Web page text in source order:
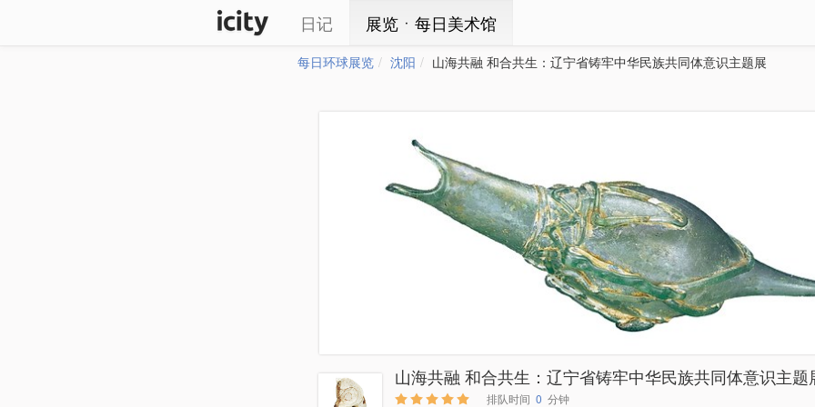
日记 展览ㆍ每日美术馆
每日环球展览 沈阳 山海共融 和合共生：辽宁省铸牢中华民族共同体意识主题展
山海共融 和合共生：辽宁省铸牢中华民族共同体意识主题
排队时间 0 分钟